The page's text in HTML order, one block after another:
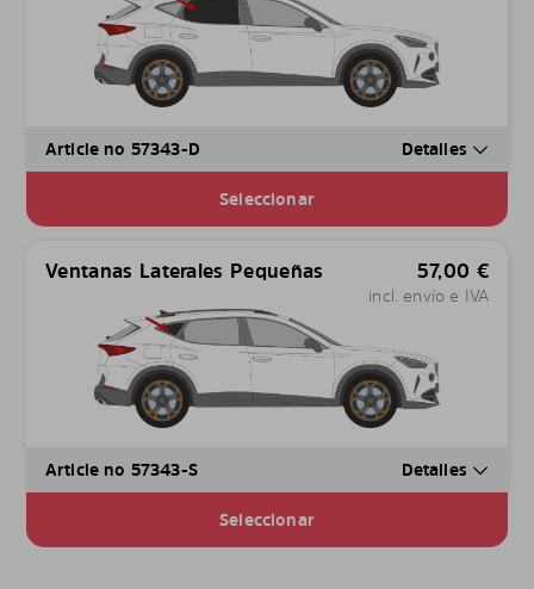
Article no 57343-D Detalles
Seleccionar
Ventanas Laterales Pequeñas 57,00 €
incl. envío e IVA
Article no 57343-S Detalles
Seleccionar